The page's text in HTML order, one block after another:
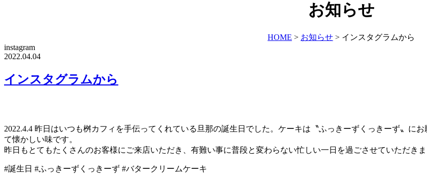
お知らせ
HOME > お知らせ > インスタグラムから
instagram
2022.04.04
インスタグラムから
2022.4.4 昨日はいつも桝カフィを手伝ってくれている旦那の誕生日でした。ケーキは〝ふっきーずくっきーず〟に
て懐かしい味です。
昨日もとてもたくさんのお客様にご来店いただき、有難い事に普段と変わらない忙しい一日を過ごさせていただき
#誕生日 #ふっきーずくっきーず #バタークリームケーキ